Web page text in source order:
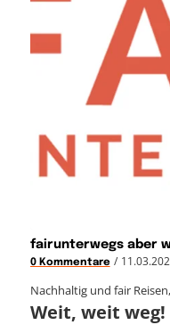
fairunterwegs aber
0 Kommentare /
Nachhaltig und fair
Weit, weit weg!